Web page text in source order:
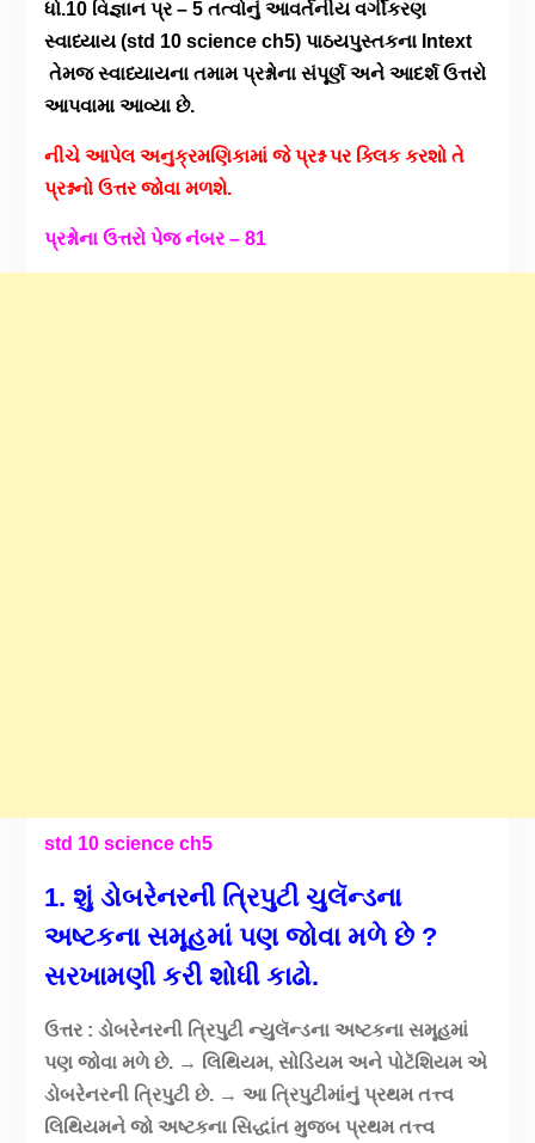
ધો.10 વિજ્ઞાન પ્ર – 5 તત્વોનું આવર્તનીય વર્ગીકરણ
સ્વાધ્યાય (std 10 science ch5) પાઠયપુસ્તકના Intext
તેમજ સ્વાધ્યાયના તમામ પ્રશ્નોના સંપૂર્ણ અને આદર્શ ઉત્તરો
આપવામા આવ્યા છે.
નીચે આપેલ અનુક્રમણિકામાં જે પ્રશ્ન પર ક્લિક કરશો તે
પ્રશ્નનો ઉત્તર જોવા મળશે.
પ્રશ્નોના ઉત્તરો પેજ નંંબર – 81
std 10 science ch5
1. શું ડોબરેનરની ત્રિપુટી ચુલૅન્ડના
અષ્ટકના સમૂહમાં પણ જોવા મળે છે ?
સરખામણી કરી શોધી કાઢો.
ઉત્તર : ડોબરેનરની ત્રિપુટી ન્યુલૅન્ડના અષ્ટકના સમૂહમાં
પણ જોવા મળે છે. → લિથિયમ, સોડિયમ અને પોટૅશિયમ એ
ડોબરેનરની ત્રિપુટી છે. → આ ત્રિપુટીમાંનું પ્રથમ તત્ત્વ
લિથિયમને જો અષ્ટકના સિદ્ધાંત મુજબ પ્રથમ તત્ત્વ